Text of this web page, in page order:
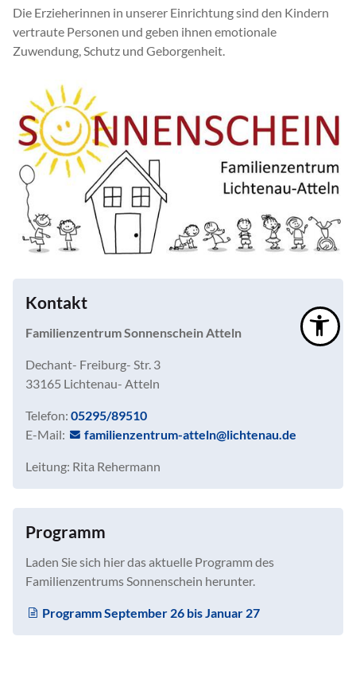
Die Erzieherinnen in unserer Einrichtung sind den Kindern
vertraute Personen und geben ihnen emotionale
Zuwendung, Schutz und Geborgenheit.
Kontakt
Familienzentrum Sonnenschein Atteln
Dechant- Freiburg- Str. 3
33165 Lichtenau- Atteln
Telefon: 05295/89510
E-Mail:
f m l nz ntr m- tt ln l cht n d
Leitung: Rita Rehermann
Programm
Laden Sie sich hier das aktuelle Programm des
Familienzentrums Sonnenschein herunter.
Programm September 26 bis Januar 27